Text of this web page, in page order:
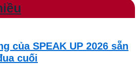
của SPEAK UP 2026 sẵn
cuối